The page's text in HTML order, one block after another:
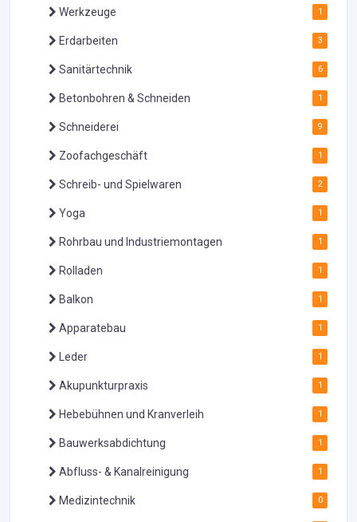
Werkzeuge 1
Erdarbeiten 3
Sanitärtechnik 6
Betonbohren & Schneiden 1
Schneiderei 9
Zoofachgeschäft 1
Schreib- und Spielwaren 2
Yoga 1
Rohrbau und Industriemontagen 1
Rolladen 1
Balkon 1
Apparatebau 1
Leder 1
Akupunkturpraxis 1
Hebebühnen und Kranverleih 1
Bauwerksabdichtung 1
Abfluss- & Kanalreinigung 1
Medizintechnik 0